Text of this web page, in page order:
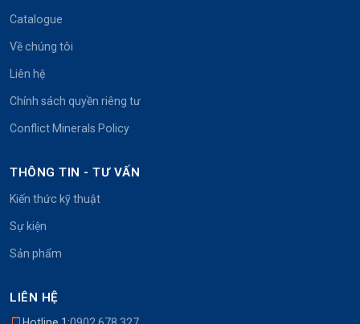
Catalogue
Về chúng tôi
Liên hệ
Chính sách quyền riêng tư
Conflict Minerals Policy
THÔNG TIN - TƯ VẤN
Kiến thức kỹ thuật
Sự kiện
Sản phẩm
LIÊN HỆ